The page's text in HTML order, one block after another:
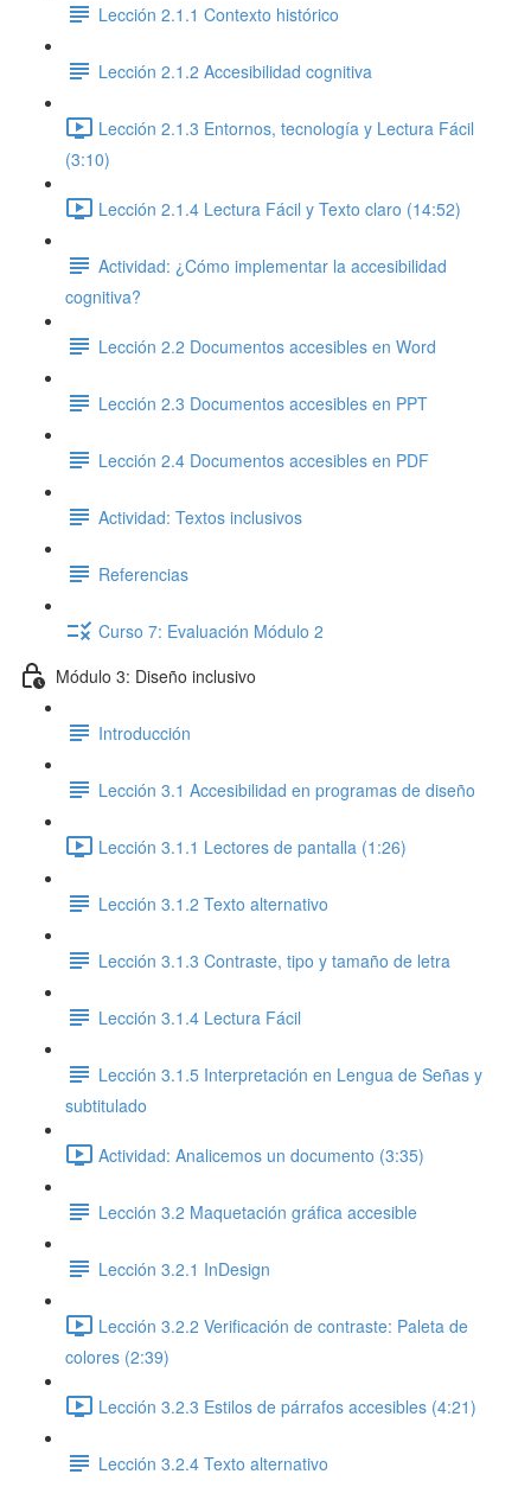
Lección 2.1.1 Contexto histórico
Lección 2.1.2 Accesibilidad cognitiva
Lección 2.1.3 Entornos, tecnología y Lectura Fácil
(3:10)
Lección 2.1.4 Lectura Fácil y Texto claro (14:52)
Actividad: ¿Cómo implementar la accesibilidad
cognitiva?
Lección 2.2 Documentos accesibles en Word
Lección 2.3 Documentos accesibles en PPT
Lección 2.4 Documentos accesibles en PDF
Actividad: Textos inclusivos
Referencias
Curso 7: Evaluación Módulo 2
Módulo 3: Diseño inclusivo
Introducción
Lección 3.1 Accesibilidad en programas de diseño
Lección 3.1.1 Lectores de pantalla (1:26)
Lección 3.1.2 Texto alternativo
Lección 3.1.3 Contraste, tipo y tamaño de letra
Lección 3.1.4 Lectura Fácil
Lección 3.1.5 Interpretación en Lengua de Señas y
subtitulado
Actividad: Analicemos un documento (3:35)
Lección 3.2 Maquetación gráfica accesible
Lección 3.2.1 InDesign
Lección 3.2.2 Verificación de contraste: Paleta de
colores (2:39)
Lección 3.2.3 Estilos de párrafos accesibles (4:21)
Lección 3.2.4 Texto alternativo